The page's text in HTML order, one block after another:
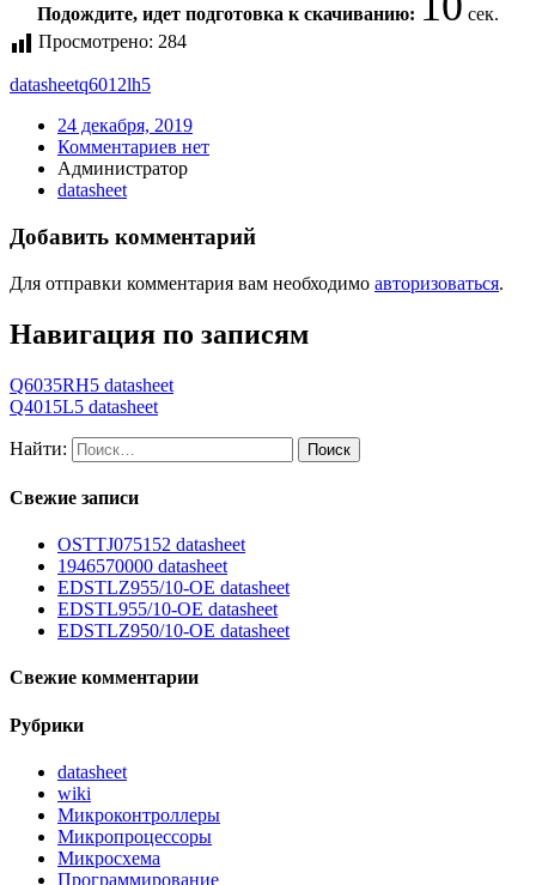
Подождите, идет подготовка к скачиванию:
сек.
Просмотрено: 284
datasheetq6012lh5
24 декабря, 2019
Комментариев нет
Администратор
datasheet
Добавить комментарий
Для отправки комментария вам необходимо авторизоваться.
Навигация по записям
Q6035RH5 datasheet
Q4015L5 datasheet
Найти:
Свежие записи
OSTTJ075152 datasheet
1946570000 datasheet
EDSTLZ955/10-OE datasheet
EDSTL955/10-OE datasheet
EDSTLZ950/10-OE datasheet
Свежие комментарии
Рубрики
datasheet
wiki
Микроконтроллеры
Микропроцессоры
Микросхема
Программирование